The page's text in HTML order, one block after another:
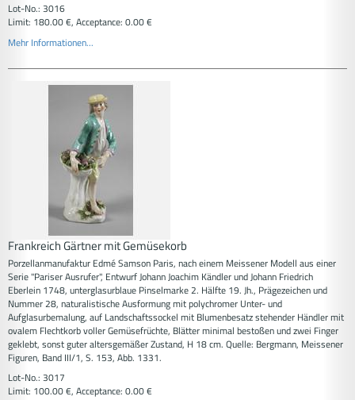
Lot-No.: 3016
Limit: 180.00 €, Acceptance: 0.00 €
Mehr Informationen...
Frankreich Gärtner mit Gemüsekorb
Porzellanmanufaktur Edmé Samson Paris, nach einem Meissener Modell aus einer
Serie "Pariser Ausrufer", Entwurf Johann Joachim Kändler und Johann Friedrich
Eberlein 1748, unterglasurblaue Pinselmarke 2. Hälfte 19. Jh., Prägezeichen und
Nummer 28, naturalistische Ausformung mit polychromer Unter- und
Aufglasurbemalung, auf Landschaftssockel mit Blumenbesatz stehender Händler mit
ovalem Flechtkorb voller Gemüsefrüchte, Blätter minimal bestoßen und zwei Finger
geklebt, sonst guter altersgemäßer Zustand, H 18 cm. Quelle: Bergmann, Meissener
Figuren, Band III/1, S. 153, Abb. 1331.
Lot-No.: 3017
Limit: 100.00 €, Acceptance: 0.00 €